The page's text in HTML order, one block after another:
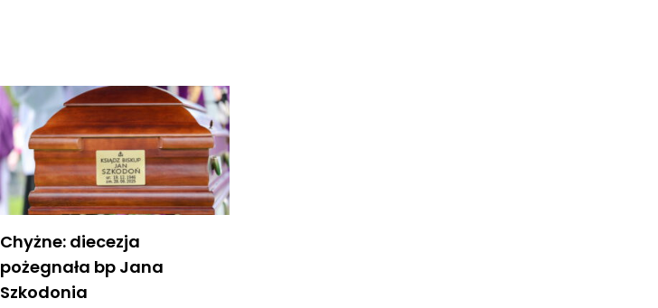
Chyżne: diecezja
pożegnała bp Jana
Szkodonia